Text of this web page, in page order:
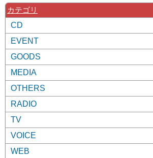
カテゴリ
CD
EVENT
GOODS
MEDIA
OTHERS
RADIO
TV
VOICE
WEB